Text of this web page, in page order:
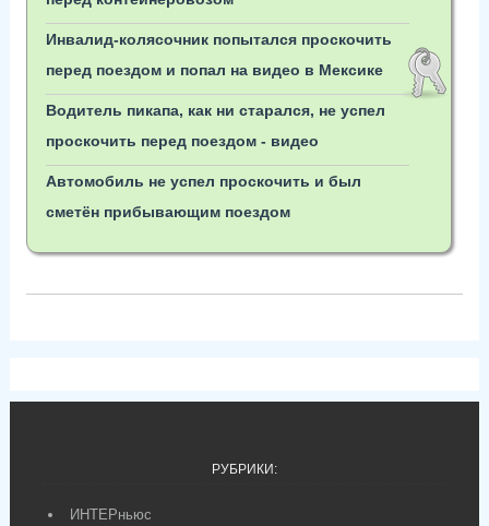
Инвалид-колясочник попытался проскочить
перед поездом и попал на видео в Мексике
Водитель пикапа, как ни старался, не успел
проскочить перед поездом - видео
Автомобиль не успел проскочить и был
сметён прибывающим поездом
РУБРИКИ:
ИНТЕРньюс